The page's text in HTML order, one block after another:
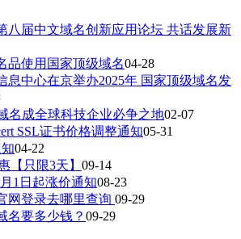
八届中文域名创新应用论坛 共话发展新
品使用国家顶级域名04-28
息中心在京举办2025年 国家顶级域名发
名成全球科技企业必争之地02-07
SSL证书价格调整通知05-31
04-22
【只限3天】 09-14
1日起涨价通知08-23
网登录去哪里查询 09-29
名要多少钱？ 09-29